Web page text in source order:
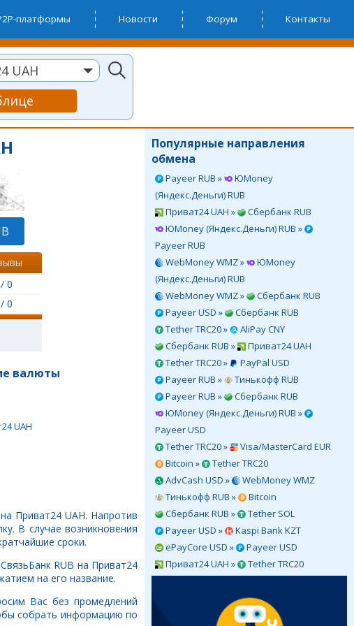
платформы Новости Форум Контакты
UAH
Популярные направления
обмена
Payeer RUB »
ЮMoney
(Яндекс.Деньги) RUB
Приват24 UAH »
Сбербанк RUB
ЮMoney (Яндекс.Деньги) RUB »
Payeer RUB
WebMoney WMZ »
ЮMoney
(Яндекс.Деньги) RUB
WebMoney WMZ »
Сбербанк RUB
Payeer USD »
Сбербанк RUB
Tether TRC20 »
AliPay CNY
Сбербанк RUB »
Приват24 UAH
Tether TRC20 »
PayPal USD
Payeer RUB »
Тинькофф RUB
Payeer RUB »
Сбербанк RUB
ЮMoney (Яндекс.Деньги) RUB »
Payeer USD
Tether TRC20 »
Visa/MasterCard EUR
Bitcoin »
Tether TRC20
AdvCash USD »
WebMoney WMZ
Тинькофф RUB »
Bitcoin
Сбербанк RUB »
Tether SOL
Payeer USD »
Kaspi Bank KZT
ePayCore USD »
Payeer USD
Приват24 UAH »
Tether TRC20
/ 0
/ 0
валюты
UAH
Приват24 UAH. Напротив
В случае возникновения
сроки.
RUB на Приват24
на его название.
Вас без промедлений
собрать информацию по